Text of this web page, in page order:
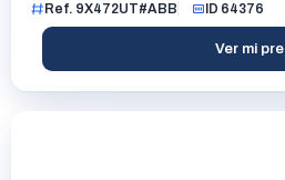
Ref. 9X472UT#ABB
ID 64376
Ver mi